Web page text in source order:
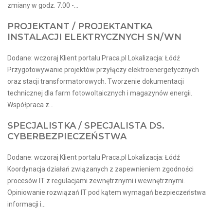
zmiany w godz. 7.00 -...
PROJEKTANT / PROJEKTANTKA
INSTALACJI ELEKTRYCZNYCH SN/WN
Dodane: wczoraj Klient portalu Praca.pl Lokalizacja: Łódź
Przygotowywanie projektów przyłączy elektroenergetycznych
oraz stacji transformatorowych. Tworzenie dokumentacji
technicznej dla farm fotowoltaicznych i magazynów energii.
Współpraca z...
SPECJALISTKA / SPECJALISTA DS.
CYBERBEZPIECZEŃSTWA
Dodane: wczoraj Klient portalu Praca.pl Lokalizacja: Łódź
Koordynacja działań związanych z zapewnieniem zgodności
procesów IT z regulacjami zewnętrznymi i wewnętrznymi.
Opiniowanie rozwiązań IT pod kątem wymagań bezpieczeństwa
informacji i...